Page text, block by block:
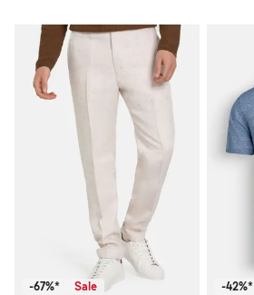
-67%* Sale -42%*